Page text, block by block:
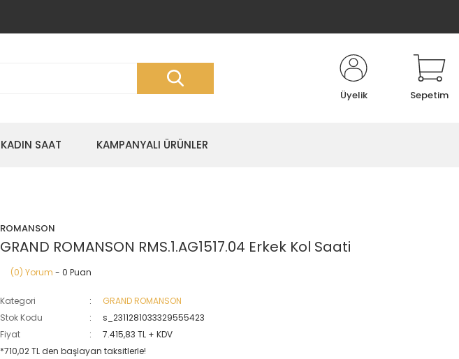
Üyelik Sepetim
KADIN SAAT KAMPANYALI ÜRÜNLER
ROMANSON
GRAND ROMANSON RMS.1.AG1517.04 Erkek Kol Saati
(0) Yorum - 0 Puan
Kategori
GRAND ROMANSON
Stok Kodu
s_2311281033329555423
Fiyat
7.415,83 TL + KDV
*710,02 TL den başlayan taksitlerle!